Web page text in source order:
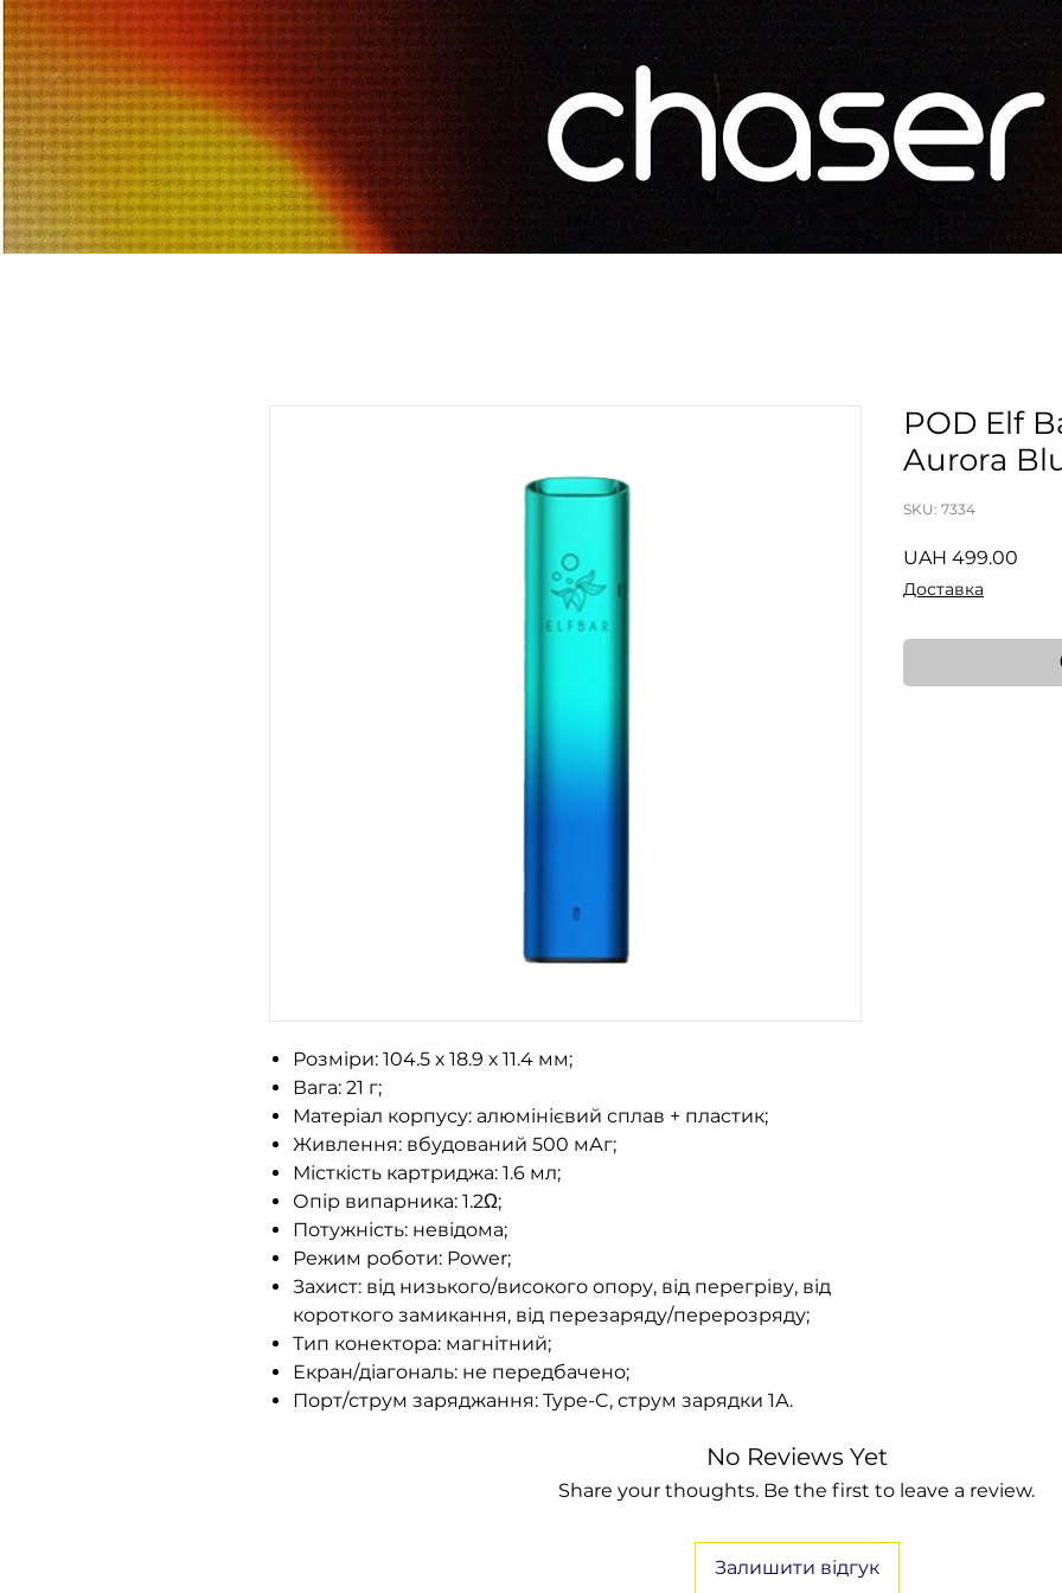
Розміри: 104.5 х 18.9 х 11.4 мм;
Вага: 21 г;
Матеріал корпусу: алюмінієвий сплав + пластик;
Живлення: вбудований 500 мАг;
Місткість картриджа: 1.6 мл;
Опір випарника: 1.2Ω;
Потужність: невідома;
Режим роботи: Power;
Захист: від низького/високого опору, від перегріву, від
короткого замикання, від перезаряду/перерозряду;
Тип конектора: магнітний;
Екран/діагональ: не передбачено;
Порт/струм заряджання: Type-C, струм зарядки 1А.
POD Elf
Aurora
SKU: 7334
UAH 499.00
Доставка
No Reviews Yet
Share your thoughts. Be the first to leave a review.
Залишити відгук